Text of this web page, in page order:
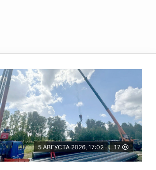
5 АВГУСТА 2026, 17:02 17